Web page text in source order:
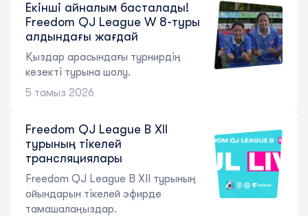
Екінші айналым басталады!
Freedom QJ League W 8-туры
алдындағы жағдай
Қыздар арасындағы турнирдің
кезекті турына шолу.
5 тамыз 2026
Freedom QJ League B XII
турының тікелей
трансляциялары
Freedom QJ League B XII турының
ойындарын тікелей эфирде
тамашалаңыздар.